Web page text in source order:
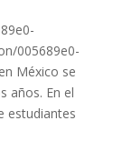
005689e0-
México se
años. En el
estudiantes